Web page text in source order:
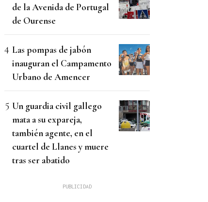
de la Avenida de Portugal
de Ourense
Las pompas de jabón
inauguran el Campamento
Urbano de Amencer
Un guardia civil gallego
mata a su expareja,
también agente, en el
cuartel de Llanes y muere
tras ser abatido